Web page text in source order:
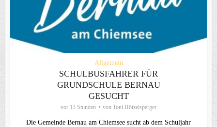
Allgemein
SCHULBUSFAHRER FÜR
GRUNDSCHULE BERNAU
GESUCHT
vor 13 Stunden von Toni Hötzelsperger
Die Gemeinde Bernau am Chiemsee sucht ab dem Schuljahr